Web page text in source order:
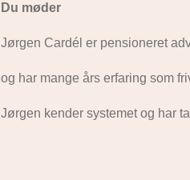
Du møder
Jørgen Cardél er pensioneret
og har mange års erfaring som
Jørgen kender systemet og har